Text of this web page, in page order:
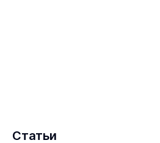
Статьи